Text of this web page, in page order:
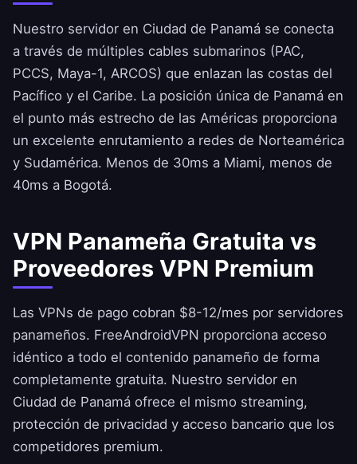
Nuestro servidor en Ciudad de Panamá se conecta
a través de múltiples cables submarinos (PAC,
PCCS, Maya-1, ARCOS) que enlazan las costas del
Pacífico y el Caribe. La posición única de Panamá en
el punto más estrecho de las Américas proporciona
un excelente enrutamiento a redes de Norteamérica
y Sudamérica. Menos de 30ms a Miami, menos de
40ms a Bogotá.
VPN Panameña Gratuita vs
Proveedores VPN Premium
Las VPNs de pago cobran $8-12/mes por servidores
panameños. FreeAndroidVPN proporciona acceso
idéntico a todo el contenido panameño de forma
completamente gratuita. Nuestro servidor en
Ciudad de Panamá ofrece el mismo streaming,
protección de privacidad y acceso bancario que los
competidores premium.